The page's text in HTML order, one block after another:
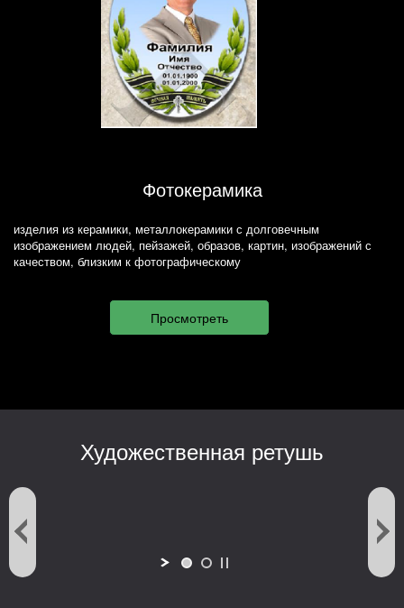
Фотокерамика
изделия из керамики, металлокерамики с долговечным
изображением людей, пейзажей, образов, картин, изображений с
качеством, близким к фотографическому
Художественная ретушь